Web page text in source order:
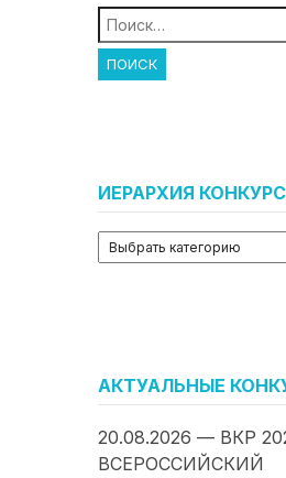
Найти:
ИЕРАРХИЯ
АКТУАЛЬНЫЕ
20.08.2026 — ВКР
ВСЕРОССИЙСКИЙ